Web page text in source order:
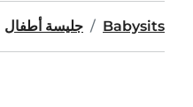
Babysits جليسة أطفال